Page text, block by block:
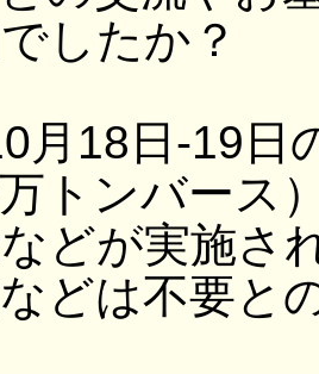
したか？
月18日-19日
トンバース
どが実施さ
どは不要と